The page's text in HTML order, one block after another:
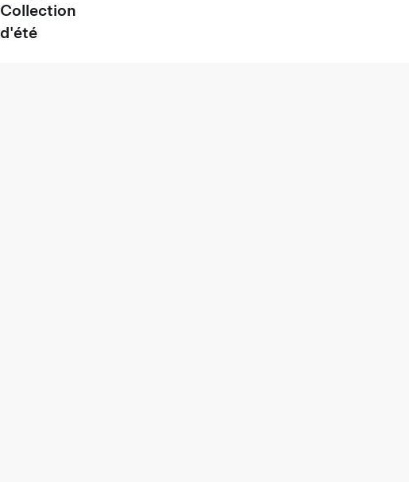
Collection
d'été